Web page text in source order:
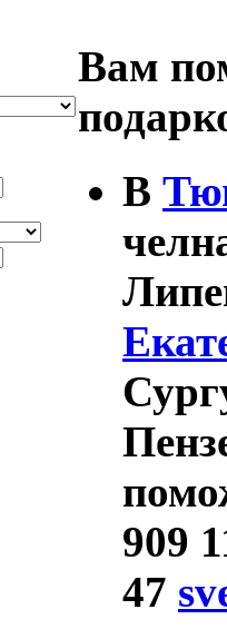
Вам
В
909
47